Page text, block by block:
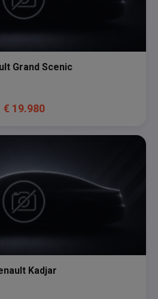
Grand Scenic
€ 19.980
Kadjar